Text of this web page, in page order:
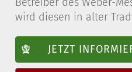
wird diesen in alter
JETZT